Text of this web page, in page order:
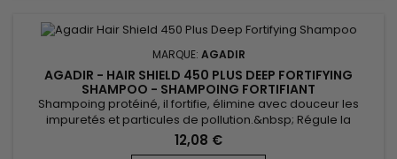
MARQUE: AGADIR
AGADIR - HAIR SHIELD 450 PLUS DEEP FORTIFYING
SHAMPOO - SHAMPOING FORTIFIANT
Shampoing protéiné, il fortifie, élimine avec douceur les
impuretés et particules de pollution.&nbsp; Régule la
production de sébum.&nbsp; Réduit le risque de chute de
cheveux.&nbsp; Enrichi en Panthénol, en extraits de Soja et
12,08 €